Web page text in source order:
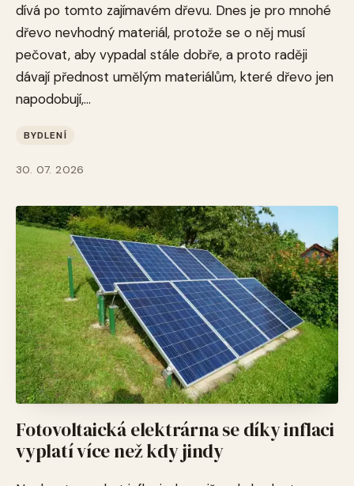
dívá po tomto zajímavém dřevu. Dnes je pro mnohé
dřevo nevhodný materiál, protože se o něj musí
pečovat, aby vypadal stále dobře, a proto raději
dávají přednost umělým materiálům, které dřevo jen
napodobují,...
BYDLENÍ
30. 07. 2026
Fotovoltaická elektrárna se díky inflaci
vyplatí více než kdy jindy